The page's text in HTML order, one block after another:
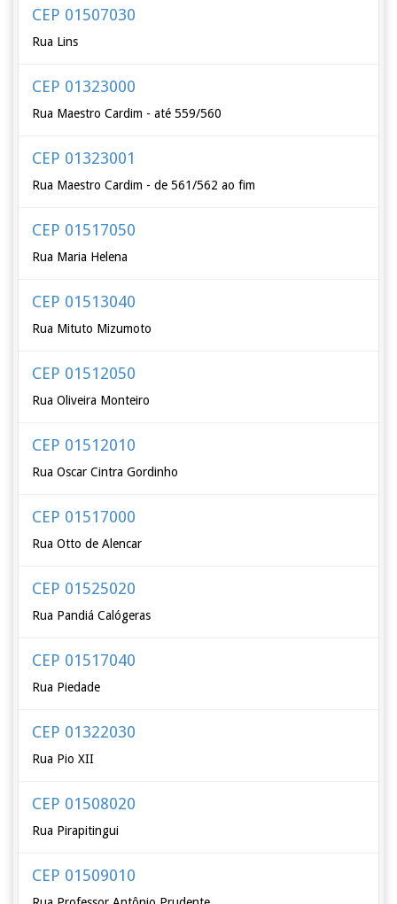
CEP 01507030
Rua Lins
CEP 01323000
Rua Maestro Cardim - até 559/560
CEP 01323001
Rua Maestro Cardim - de 561/562 ao fim
CEP 01517050
Rua Maria Helena
CEP 01513040
Rua Mituto Mizumoto
CEP 01512050
Rua Oliveira Monteiro
CEP 01512010
Rua Oscar Cintra Gordinho
CEP 01517000
Rua Otto de Alencar
CEP 01525020
Rua Pandiá Calógeras
CEP 01517040
Rua Piedade
CEP 01322030
Rua Pio XII
CEP 01508020
Rua Pirapitingui
CEP 01509010